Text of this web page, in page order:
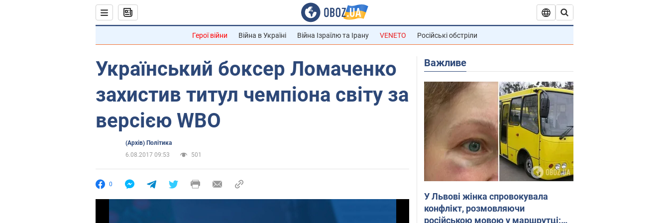
Герої війни Війна в Україні Війна Ізраїлю та Ірану VENETO Російські обстріли
Український боксер Ломаченко
захистив титул чемпіона світу за
версією WBO
(Архів) Політика
6.08.2017 09:53
501
0
Важливе
У Львові жінка спровокувала
конфлікт, розмовляючи
російською мовою у маршрутці: